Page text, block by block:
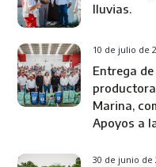
lluvias.
10 de julio de
Entrega
Marina,
Apoyos a
30 de junio de